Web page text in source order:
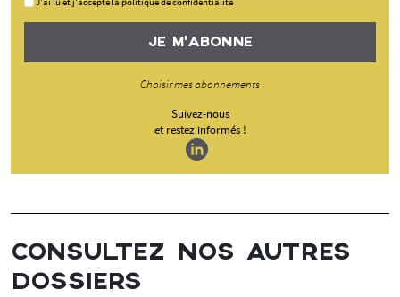
JE M'ABONNE
Choisir mes abonnements
Suivez-nous
et restez informés !
CONSULTEZ NOS AUTRES
DOSSIERS